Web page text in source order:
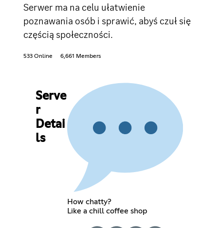
Serwer ma na celu ułatwienie
poznawania osób i sprawić, abyś czuł się
częścią społeczności.
533 Online 6,661 Members
Serve
r
Detai
ls
How chatty?
Like a chill coffee shop